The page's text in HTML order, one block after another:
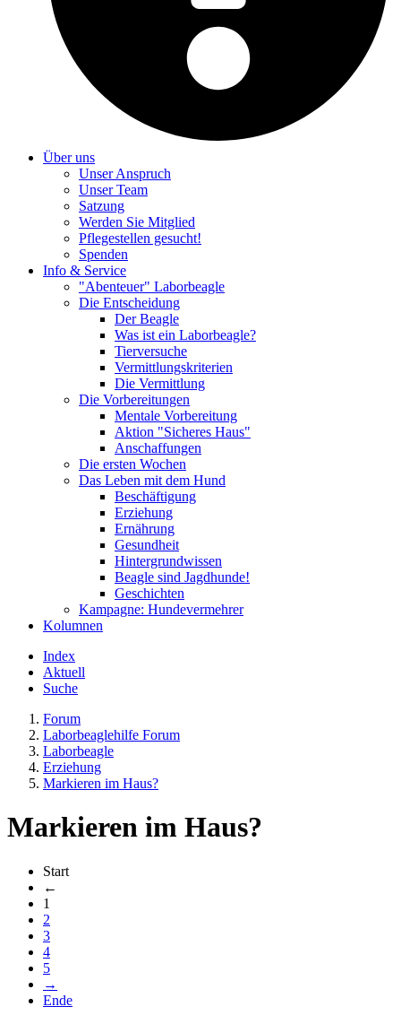
Über uns
Unser Anspruch
Unser Team
Satzung
Werden Sie Mitglied
Pflegestellen gesucht!
Spenden
Info & Service
"Abenteuer" Laborbeagle
Die Entscheidung
Der Beagle
Was ist ein Laborbeagle?
Tierversuche
Vermittlungskriterien
Die Vermittlung
Die Vorbereitungen
Mentale Vorbereitung
Aktion "Sicheres Haus"
Anschaffungen
Die ersten Wochen
Das Leben mit dem Hund
Beschäftigung
Erziehung
Ernährung
Gesundheit
Hintergrundwissen
Beagle sind Jagdhunde!
Geschichten
Kampagne: Hundevermehrer
Kolumnen
Index
Aktuell
Suche
Forum
Laborbeaglehilfe Forum
Laborbeagle
Erziehung
Markieren im Haus?
Markieren im Haus?
Start
←
1
2
3
4
5
→
Ende